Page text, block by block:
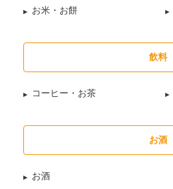
お米・お餅
飲料
コーヒー・お茶
お酒
お酒